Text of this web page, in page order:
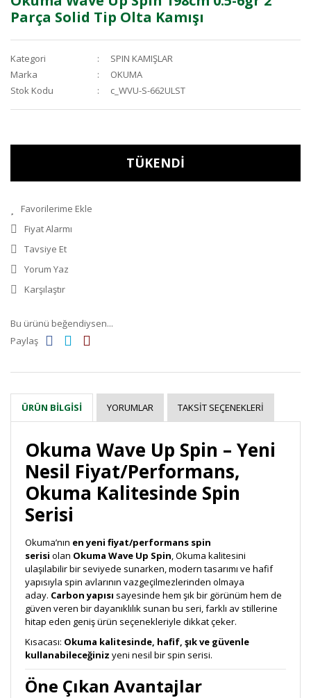
Parça Solid Tip Olta Kamışı
Kategori
SPIN KAMIŞLAR
Marka
OKUMA
Stok Kodu
c_WVU-S-662ULST
TÜKENDİ
Fiyat Alarmı
Tavsiye Et
Yorum Yaz
Karşılaştır
Bu ürünü beğendiysen...
Paylaş
ÜRÜN BILGISI YORUMLAR TAKSIT SEÇENEKLERI
Okuma Wave Up Spin – Yeni
Nesil Fiyat/Performans,
Okuma Kalitesinde Spin
Serisi
Okuma’nın en yeni fiyat/performans spin
serisi olan Okuma Wave Up Spin, Okuma kalitesini
ulaşılabilir bir seviyede sunarken, modern tasarımı ve hafif
yapısıyla spin avlarının vazgeçilmezlerinden olmaya
aday. Carbon yapısı sayesinde hem şık bir görünüm hem de
güven veren bir dayanıklılık sunan bu seri, farklı av stillerine
hitap eden geniş ürün seçenekleriyle dikkat çeker.
Kısacası: Okuma kalitesinde, hafif, şık ve güvenle
kullanabileceğiniz yeni nesil bir spin serisi.
Öne Çıkan Avantajlar